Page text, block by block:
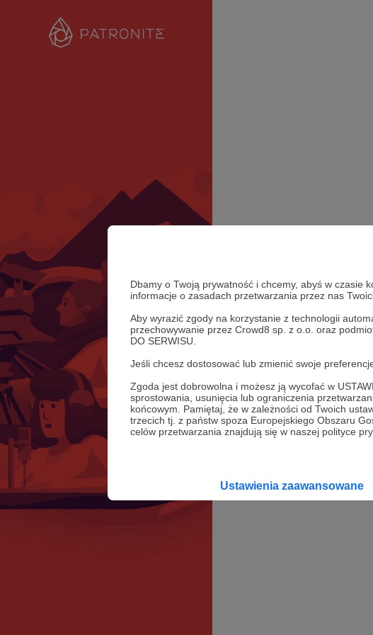
Dbamy o Twoją prywatność i chcemy, abyś w czasie
informacje o zasadach przetwarzania przez nas
Aby wyrazić zgody na korzystanie z technologii
przechowywanie przez Crowd8 sp. z o.o. oraz
DO SERWISU.
Jeśli chcesz dostosować lub zmienić swoje
Zgoda jest dobrowolna i możesz ją wycofać w
sprostowania, usunięcia lub ograniczenia
końcowym. Pamiętaj, że w zależności od Twoich
trzecich tj. z państw spoza Europejskiego Obszaru
celów przetwarzania znajdują się w naszej polityce
Ustawienia zaawansowane